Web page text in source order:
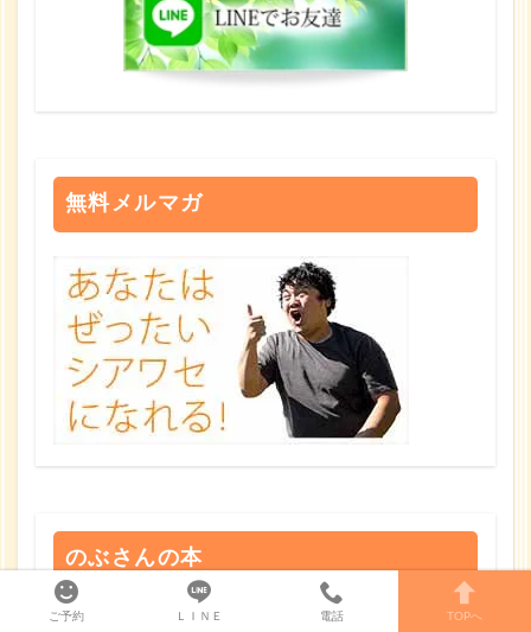
無料メルマガ
のぶさんの本
ご予約 ＬＩＮＥ 電話 TOPへ